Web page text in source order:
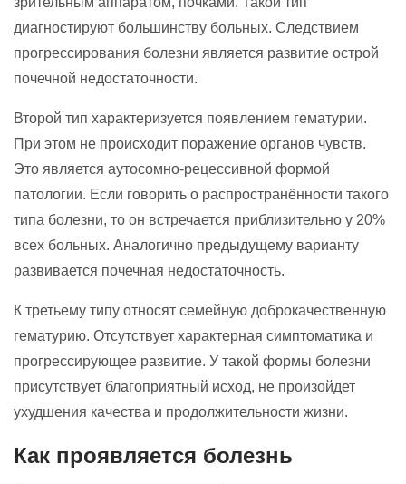
диагностируют большинству больных. Следствием
прогрессирования болезни является развитие острой
почечной недостаточности.
Второй тип характеризуется появлением гематурии.
При этом не происходит поражение органов чувств.
Это является аутосомно-рецессивной формой
патологии. Если говорить о распространённости такого
типа болезни, то он встречается приблизительно у 20%
всех больных. Аналогично предыдущему варианту
развивается почечная недостаточность.
К третьему типу относят семейную доброкачественную
гематурию. Отсутствует характерная симптоматика и
прогрессирующее развитие. У такой формы болезни
присутствует благоприятный исход, не произойдет
ухудшения качества и продолжительности жизни.
Как проявляется болезнь